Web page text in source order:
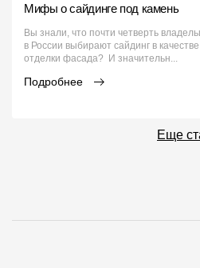
Мифы о сайдинге под камень
Вы знали, что почти четверть
в России выбирают сайдинг в
отделки фасада? И значительн...
Подробнее
Еще